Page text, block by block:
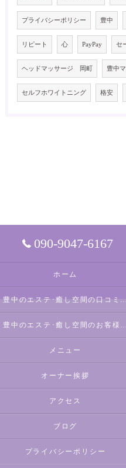
プライバシーポリシー 豊中
リピート 心 PayPay セ
ヘッドマッサージ 岡町 豊中
セルフホワイトニング 格安
090-9047-6167
ホーム
豊中のエステ･癒し空間の口コミ情報
豊中のエステ･癒し空間のお客様の声
メニュー
オーナー挨拶
アクセス
ブログ
プライバシーポリシー